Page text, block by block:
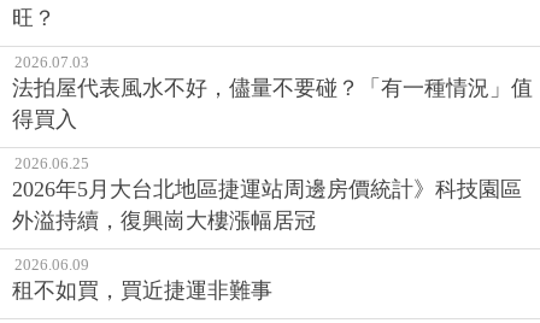
旺？
2026.07.03
法拍屋代表風水不好，儘量不要碰？「有一種情況」值
得買入
2026.06.25
2026年5月大台北地區捷運站周邊房價統計》科技園區
外溢持續，復興崗大樓漲幅居冠
2026.06.09
租不如買，買近捷運非難事